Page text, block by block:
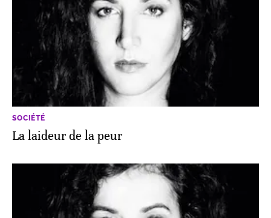
SOCIÉTÉ
La laideur de la peur